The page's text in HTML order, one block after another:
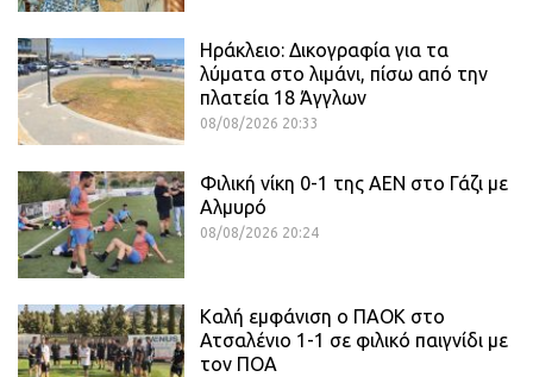
Ηράκλειο: Δικογραφία για τα
λύματα στο λιμάνι, πίσω από την
πλατεία 18 Άγγλων
08/08/2026 20:33
Φιλική νίκη 0-1 της ΑΕΝ στο Γάζι με
Αλμυρό
08/08/2026 20:24
Καλή εμφάνιση ο ΠΑΟΚ στο
Ατσαλένιο 1-1 σε φιλικό παιγνίδι με
τον ΠΟΑ